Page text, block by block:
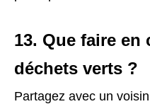
13. Que faire en
déchets verts ?
Partagez avec un